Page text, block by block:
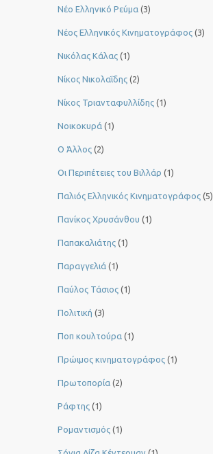
Νέο Ελληνικό Ρεύμα (3)
Νέος Ελληνικός Κινηματογράφος (3)
Νικόλας Κάλας (1)
Νίκος Νικολαΐδης (2)
Νίκος Τριανταφυλλίδης (1)
Νοικοκυρά (1)
Ο Άλλος (2)
Οι Περιπέτειες του Βιλλάρ (1)
Παλιός Ελληνικός Κινηματογράφος (5)
Πανίκος Χρυσάνθου (1)
Παπακαλιάτης (1)
Παραγγελιά (1)
Παύλος Τάσιος (1)
Πολιτική (3)
Ποπ κουλτούρα (1)
Πρώιμος κινηματογράφος (1)
Πρωτοπορία (2)
Ράφτης (1)
Ρομαντισμός (1)